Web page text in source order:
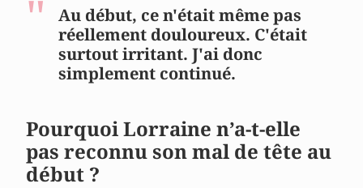
Conseils et astuces d'experts
Au début, ce n'était même pas
réellement douloureux. C'était
surtout irritant. J'ai donc
simplement continué.
Pourquoi Lorraine n’a-t-elle
pas reconnu son mal de tête au
début ?